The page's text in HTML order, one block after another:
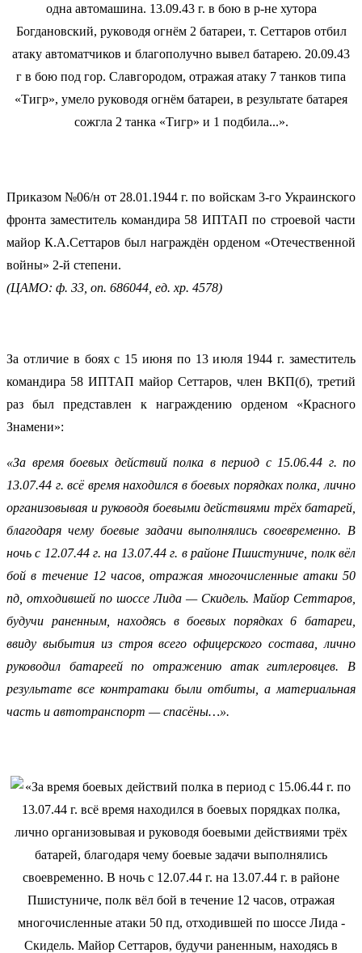
Приказом №06/н от 28.01.1944 г. по войскам 3-го Украинского
фронта заместитель командира 58 ИПТАП по строевой части
майор К.А.Сеттаров был награждён орденом «Отечественной
войны» 2-й степени.
(ЦАМО: ф. 33, оп. 686044, ед. хр. 4578)
За отличие в боях с 15 июня по 13 июля 1944 г. заместитель
командира 58 ИПТАП майор Сеттаров, член ВКП(б), третий
раз был представлен к награждению орденом «Красного
Знамени»:
«За время боевых действий полка в период с 15.06.44 г. по
13.07.44 г. всё время находился в боевых порядках полка, лично
организовывая и руководя боевыми действиями трёх батарей,
благодаря чему боевые задачи выполнялись своевременно. В
ночь с 12.07.44 г. на 13.07.44 г. в районе Пшистуниче, полк вёл
бой в течение 12 часов, отражая многочисленные атаки 50
пд, отходившей по шоссе Лида — Скидель. Майор Сеттаров,
будучи раненным, находясь в боевых порядках 6 батареи,
ввиду выбытия из строя всего офицерского состава, лично
руководил батареей по отражению атак гитлеровцев. В
результате все контратаки были отбиты, а материальная
часть и автотранспорт — спасёны…».